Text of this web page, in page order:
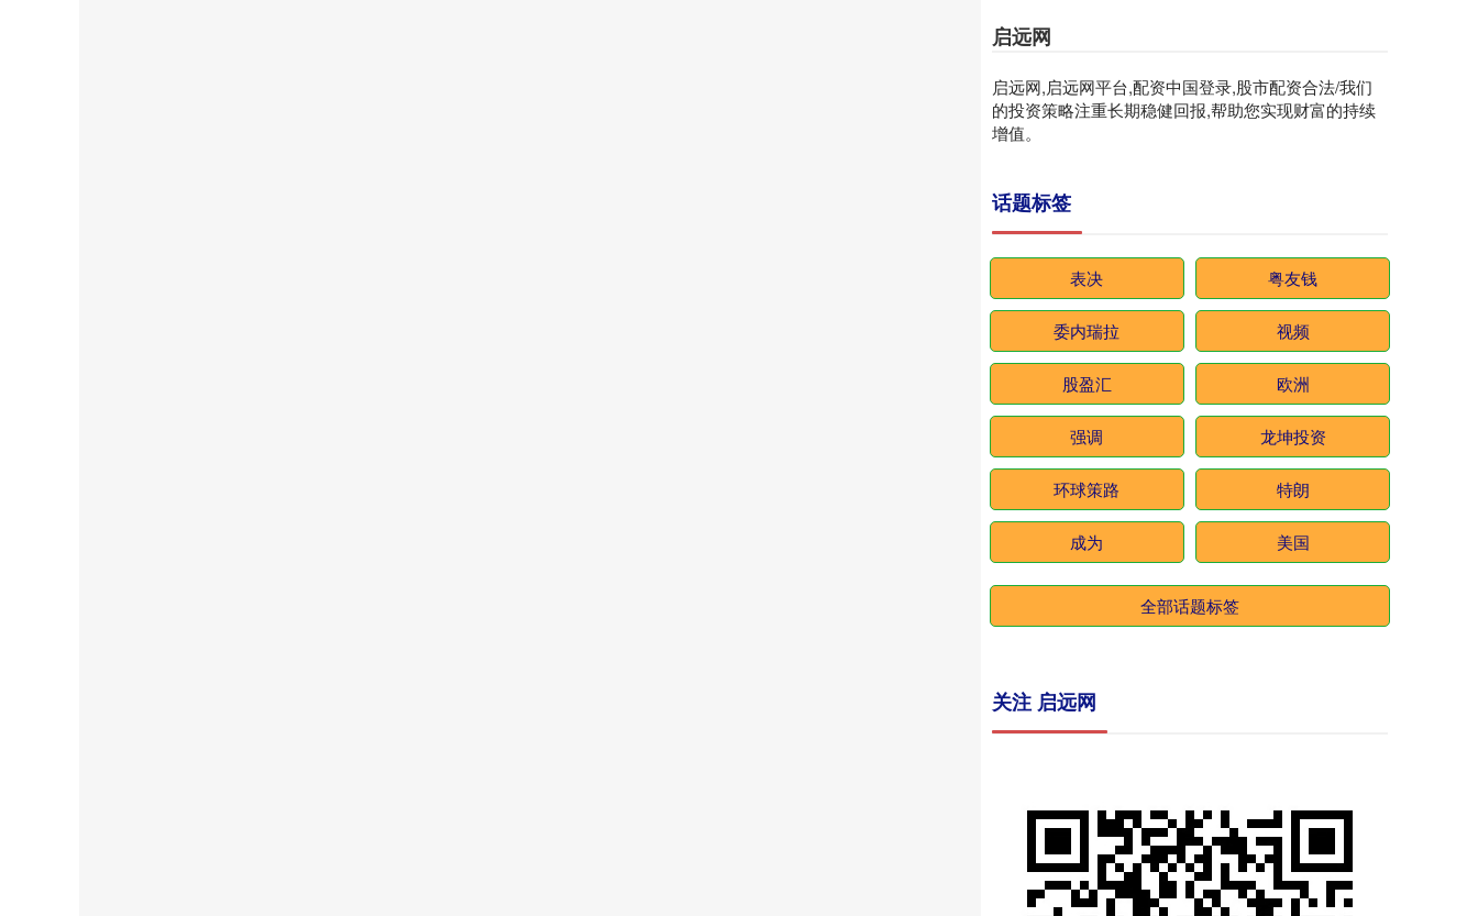
启远网
启远网,启远网平台,配资中国登录,股市配资合法/我们
的投资策略注重长期稳健回报,帮助您实现财富的持续
增值。
话题标签
表决 粤友钱
委内瑞拉 视频
股盈汇 欧洲
强调 龙坤投资
环球策路 特朗
成为 美国
全部话题标签
关注 启远网